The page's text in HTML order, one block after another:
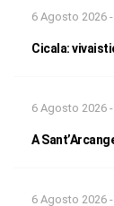
6 Agosto 2026
Cicala:
6 Agosto 2026
A
6 Agosto 2026